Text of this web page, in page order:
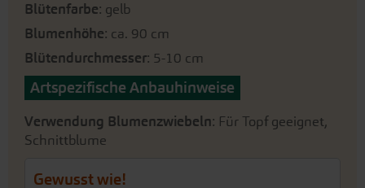
Blütenfarbe: gelb
Blumenhöhe: ca. 90 cm
Blütendurchmesser: 5-10 cm
Artspezifische Anbauhinweise
Verwendung Blumenzwiebeln: Für Topf geeignet,
Schnittblume
Gewusst wie!